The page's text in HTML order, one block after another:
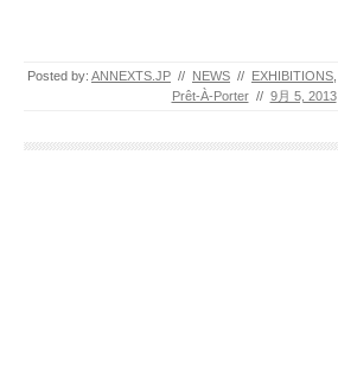
Posted by: ANNEXTS.JP // NEWS // EXHIBITIONS
Prêt-À-Porter // 9月 5, 2013